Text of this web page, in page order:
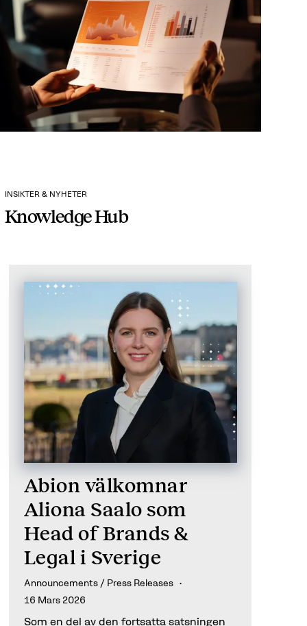
INSIKTER & NYHETER
Knowledge Hub
Abion välkomnar
Aliona Saalo som
Head of Brands &
Legal i Sverige
Announcements / Press Releases
16 Mars 2026
Som en del av den fortsatta satsningen